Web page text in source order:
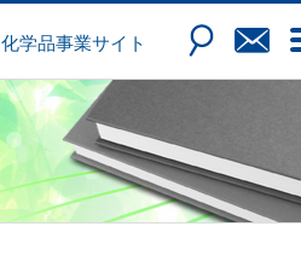
化学品事業サイト